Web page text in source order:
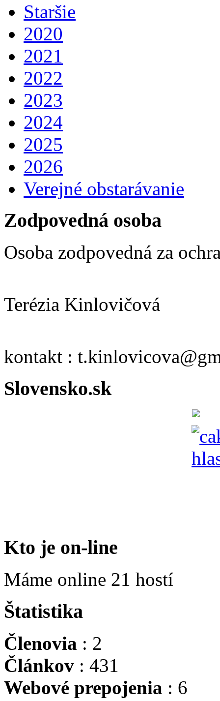
Staršie
2020
2021
2022
2023
2024
2025
2026
Verejné obstarávanie
Zodpovedná osoba
Osoba zodpovedná za
Terézia Kinlovičová
kontakt :
Slovensko.sk
Kto je on-line
Máme online 21 hostí
Štatistika
Členovia : 2
Článkov : 431
Webové prepojenia : 6